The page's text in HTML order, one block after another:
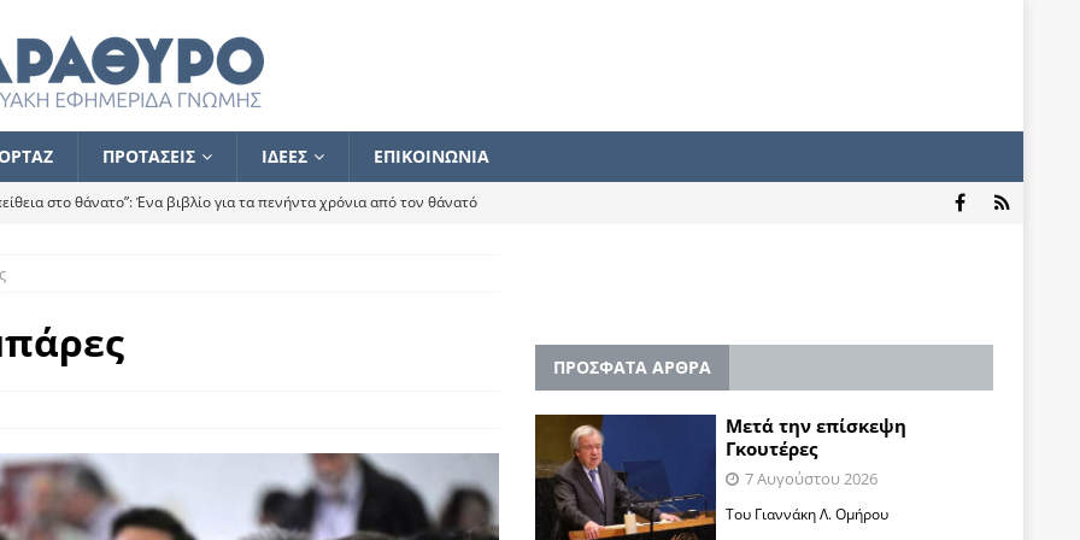
ΠΡΟΤΑΣΕΙΣ ΙΔΕΕΣ ΕΠΙΚΟΙΝΩΝΙΑ
στο θάνατο”: Ένα βιβλίο για τα πενήντα χρόνια από τον θάνατό
ποιος κοροϊδεύει ποιον Αλέξη
ότι δεν υπάρχει παρακολούθηση και κέντρο το οποίο
θερμά όσους σπεύδουν να το ενισχύσουν – Συνεχίζουμε
των εκλογών
ΑΝΑΓΝΩΣΕΙΣ
ΠΡΟΣΦΑΤΑ ΑΡΘΡΑ
Μετά την επίσκεψη
Γκουτέρες
7 Αυγούστου 2026
Του Γιαννάκη Λ. Ομήρου